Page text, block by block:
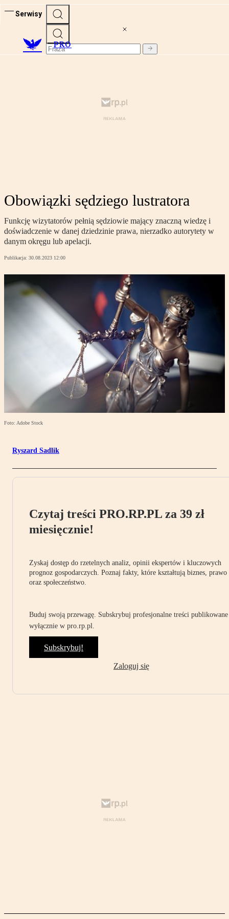
Serwisy
PRO
Obowiązki sędziego lustratora
Funkcję wizytatorów pełnią sędziowie mający znaczną wiedzę i
doświadczenie w danej dziedzinie prawa, nierzadko autorytety w
danym okręgu lub apelacji.
Publikacja: 30.08.2023 12:00
Foto: Adobe Stock
Ryszard Sadlik
Czytaj treści PRO.RP.PL za 39 zł
miesięcznie!
Zyskaj dostęp do rzetelnych analiz, opinii ekspertów i kluczowych
prognoz gospodarczych. Poznaj fakty, które kształtują biznes, prawo
oraz społeczeństwo.
Buduj swoją przewagę. Subskrybuj profesjonalne treści publikowane
wyłącznie w pro.rp.pl.
Subskrybuj!
Zaloguj się